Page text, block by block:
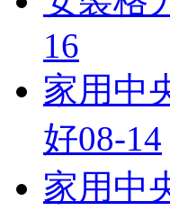
16
家用中
好08-14
家用中